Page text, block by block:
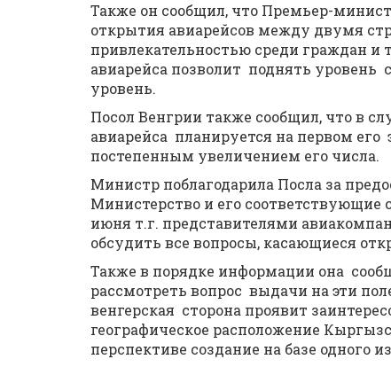
Также он сообщил, что Премьер-
открытия авиарейсов между двумя
привлекательностью среди граждан и
авиарейса позволит поднять уровень
уровень.
Посол Венгрии также сообщил, что в
авиарейса планируется на первом
постепенным увеличением его числа.
Министр поблагодарила Посла за
Министерство и его
июня т.г. представителями
обсудить все вопросы, касающиеся
Также в порядке информации она
рассмотреть вопрос выдачи на эти
венгерская сторона проявит
географическое расположение
перспективе создание на базе одного